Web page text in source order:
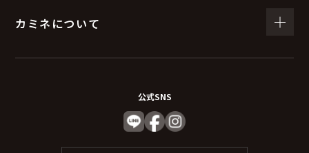
カミネについて
公式SNS